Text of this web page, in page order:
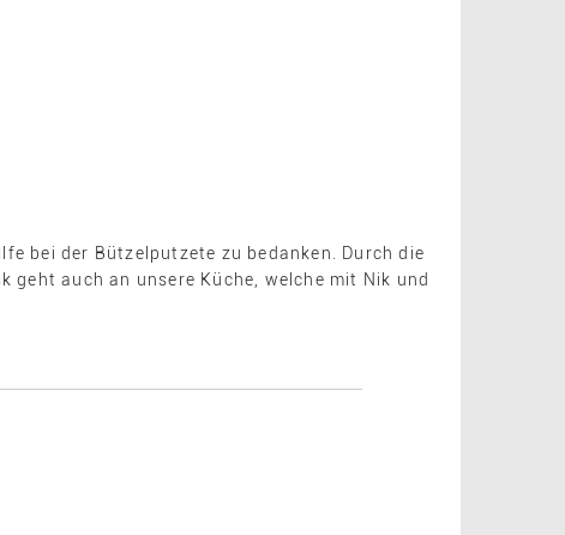
bei der Bützelputzete zu bedanken. Durch die
geht auch an unsere Küche, welche mit Nik und